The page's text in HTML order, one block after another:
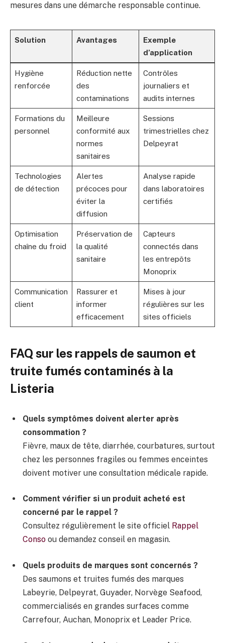
mesures dans une démarche responsable continue.
Solution Avantages
Exemple
d’application
Hygiène
renforcée
Réduction nette
des
contaminations
Contrôles
journaliers et
audits internes
Formations du
personnel
Meilleure
conformité aux
normes
sanitaires
Sessions
trimestrielles chez
Delpeyrat
Technologies
de détection
Alertes
précoces pour
éviter la
diffusion
Analyse rapide
dans laboratoires
certifiés
Optimisation
chaîne du froid
Préservation de
la qualité
sanitaire
Capteurs
connectés dans
les entrepôts
Monoprix
Communication
client
Rassurer et
informer
efficacement
Mises à jour
régulières sur les
sites officiels
FAQ sur les rappels de saumon et
truite fumés contaminés à la
Listeria
Quels symptômes doivent alerter après
consommation ?
Fièvre, maux de tête, diarrhée, courbatures, surtout
chez les personnes fragiles ou femmes enceintes
doivent motiver une consultation médicale rapide.
Comment vérifier si un produit acheté est
concerné par le rappel ?
Consultez régulièrement le site officiel Rappel
Conso ou demandez conseil en magasin.
Quels produits de marques sont concernés ?
Des saumons et truites fumés des marques
Labeyrie, Delpeyrat, Guyader, Norvège Seafood,
commercialisés en grandes surfaces comme
Carrefour, Auchan, Monoprix et Leader Price.